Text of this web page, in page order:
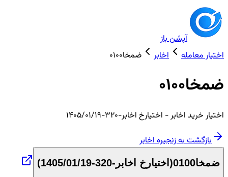
آپشن باز
اختیار معامله
اخابر ضمخا0100
ضمخا0100
اختیار خرید اخابر- اختیارخ اخابر-320-1405/01/19
بازگشت به زنجیرهاخابر
ضمخا0100 ( اختیارخ اخابر-320-1405/01/19 )